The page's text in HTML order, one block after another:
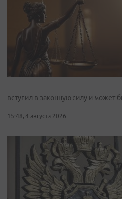
вступил в законную силу и может
15:48, 4 августа 2026